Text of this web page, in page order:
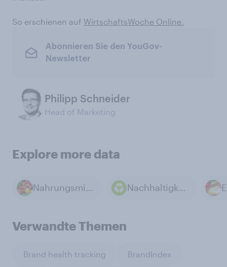
So erschienen auf WirtschaftsWoche Online.
Abonnieren Sie den YouGov-
Newsletter
Philipp Schneider
Head of Marketing
Explore more data
Nahrungsmittel Nachhaltigkeit im Einzelhandel
Verwandte Themen
Brand health tracking BrandIndex